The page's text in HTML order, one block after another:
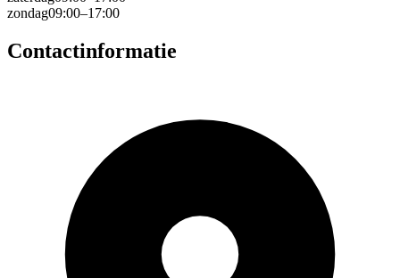
zondag09:00–17:00
Contactinformatie